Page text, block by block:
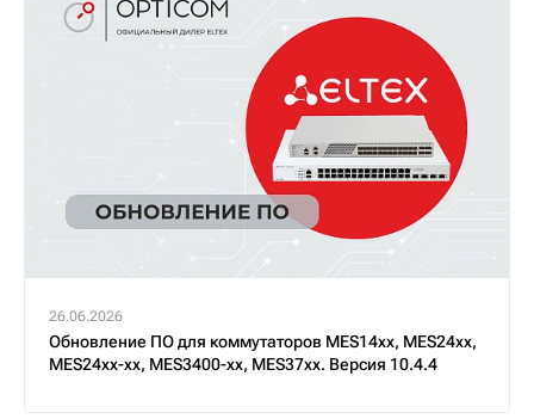
26.06.2026
Обновление ПО для коммутаторов MES14xx, MES24xx,
MES24xx-xx, MES3400-xx, MES37хх. Версия 10.4.4